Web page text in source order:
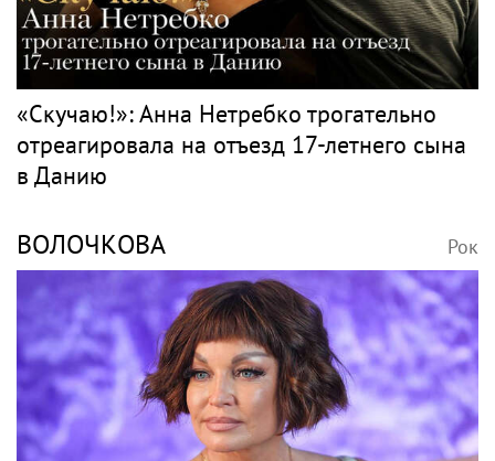
«Скучаю!»: Анна Нетребко трогательно
отреагировала на отъезд 17-летнего сына
в Данию
ВОЛОЧКОВА Рок